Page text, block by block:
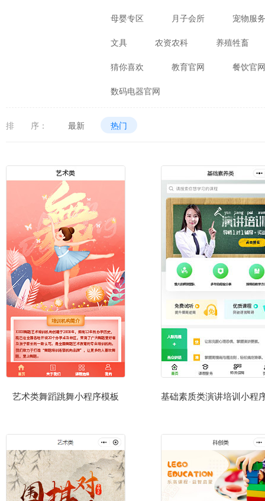
母婴专区 月子会所 宠物服务
文具 农资农科 养殖牲畜
猜你喜欢 教育官网 餐饮官网
数码电器官网
排 序： 最新 热门
艺术类舞蹈跳舞小程序模板